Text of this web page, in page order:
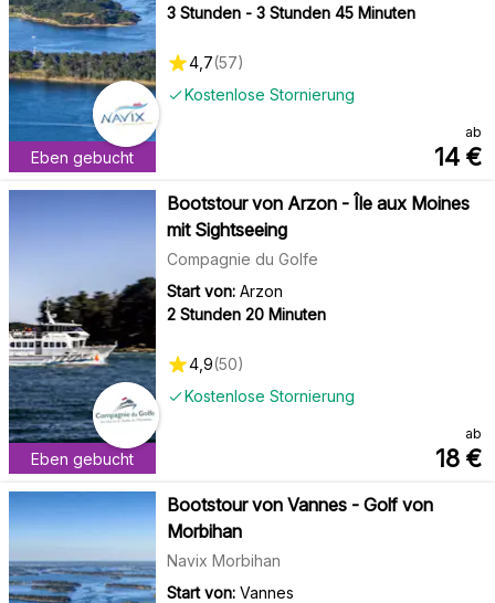
Eben gebucht
3 Stunden - 3 Stunden 45 Minuten
Kostenlose Stornierung
4,7(57)
ab
14 €
Eben gebucht
Bootstour von Arzon - Île aux Moines
mit Sightseeing
Compagnie du Golfe
Start von: Arzon
2 Stunden 20 Minuten
Kostenlose Stornierung
4,9(50)
ab
18 €
Bootstour von Vannes - Golf von
Morbihan
Navix Morbihan
Start von: Vannes